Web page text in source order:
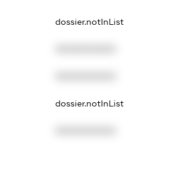
dossier.notInList
dossier.notInList